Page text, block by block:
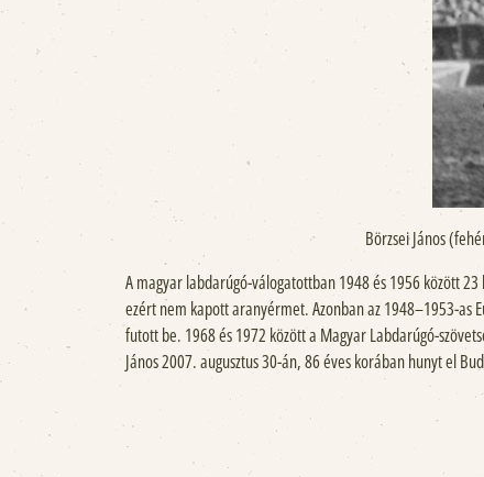
Börzsei János
A magyar labdarúgó-válogatottban 1948 és 1956 között
ezért nem kapott aranyérmet. Azonban az 1948–1953-as
futott be. 1968 és 1972 között a Magyar Labdarúgó-
János 2007. augusztus 30-án, 86 éves korában hunyt el